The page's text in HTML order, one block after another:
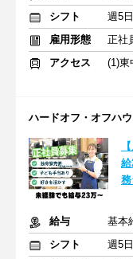
シフト
週5
雇用形態
正社
アクセス
ハードオフ・オフハ
給与
シフト
週5